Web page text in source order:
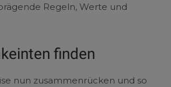
Regeln, Werte und
finden
nun zusammenrücken und so